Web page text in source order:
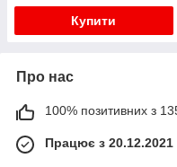
Купити
Про нас
100% позитивних з 135
Працює з 20.12.2021